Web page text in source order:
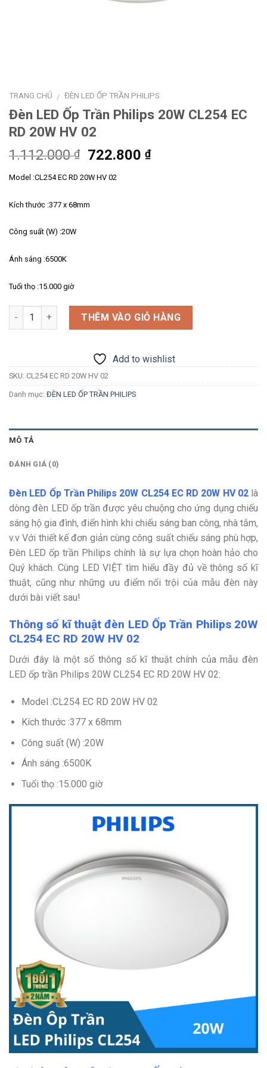
TRANG CHỦ / ĐÈN LED ỐP TRẦN PHILIPS
Đèn LED Ốp Trần Philips 20W CL254 EC
RD 20W HV 02
1.112.000₫
Giá
là:
722.800₫Giá
Model :CL254 EC RD 20W HV 02
Kích thước :377 x 68mm
Công suất (W) :20W
Ánh sáng :6500K
Tuổi thọ :15.000 giờ
Số lượng THÊM VÀO GIỎ HÀNG
Add to wishlist
SKU: CL254 EC RD 20W HV 02
Danh mục: ĐÈN LED ỐP TRẦN PHILIPS
MÔ TẢ
ĐÁNH GIÁ (0)
Đèn LED Ốp Trần Philips 20W CL254 EC RD 20W HV 02 là
dòng đèn LED ốp trần được yêu chuộng cho ứng dụng chiếu
sáng hộ gia đình, điển hình khi chiếu sáng ban công, nhà tắm,
v.v Với thiết kế đơn giản cùng công suất chiếu sáng phù hợp,
Đèn LED ốp trần Philips chính là sự lựa chọn hoàn hảo cho
Quý khách. Cùng LED VIỆT tìm hiểu đầy đủ về thông số kĩ
thuật, cũng như những ưu điểm nổi trội của mẫu đèn này
dưới bài viết sau!
Thông số kĩ thuật đèn LED Ốp Trần Philips 20W
CL254 EC RD 20W HV 02
Dưới đây là một số thông số kĩ thuật chính của mẫu đèn
LED ốp trần Philips 20W CL254 EC RD 20W HV 02:
Model :CL254 EC RD 20W HV 02
Kích thước :377 x 68mm
Công suất (W) :20W
Ánh sáng :6500K
Tuổi thọ :15.000 giờ